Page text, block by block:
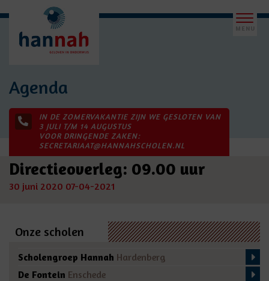
Agenda
IN DE ZOMERVAKANTIE ZIJN WE GESLOTEN VAN
3 JULI T/M 14 AUGUSTUS
VOOR DRINGENDE ZAKEN:
SECRETARIAAT@HANNAHSCHOLEN.NL
Directieoverleg: 09.00 uur
30 juni 2020 07-04-2021
Onze scholen
Scholengroep Hannah Hardenberg
De Fontein Enschede